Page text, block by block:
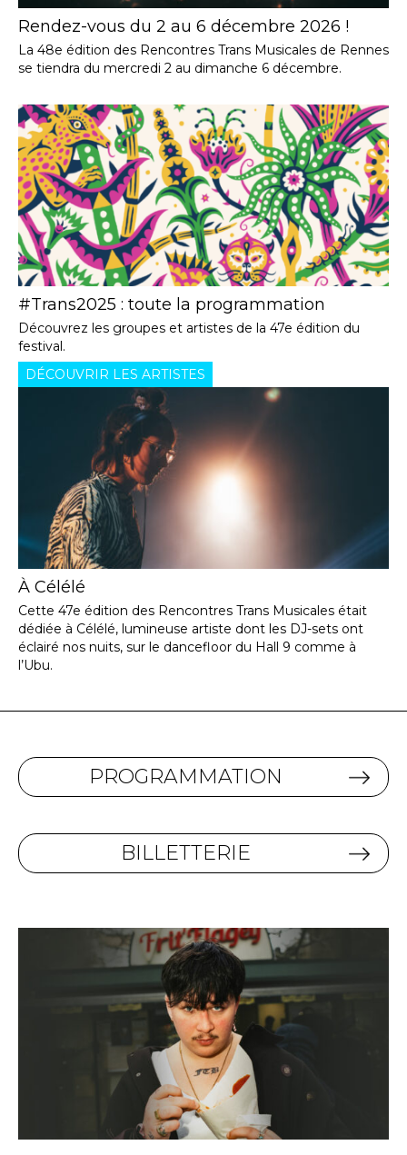
Rendez-vous du 2 au 6 décembre 2026 !
La 48e édition des Rencontres Trans Musicales de Rennes
se tiendra du mercredi 2 au dimanche 6 décembre.
#Trans2025 : toute la programmation
Découvrez les groupes et artistes de la 47e édition du
festival.
DÉCOUVRIR LES ARTISTES
À Célélé
Cette 47e édition des Rencontres Trans Musicales était
dédiée à Célélé, lumineuse artiste dont les DJ-sets ont
éclairé nos nuits, sur le dancefloor du Hall 9 comme à
l’Ubu.
PROGRAMMATION
BILLETTERIE